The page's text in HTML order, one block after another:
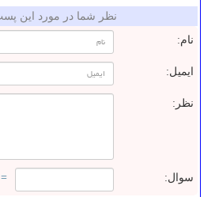
نظر شما در مورد این
نام:
ایمیل:
نظر:
سوال: = ۳ بعلاوه ۳